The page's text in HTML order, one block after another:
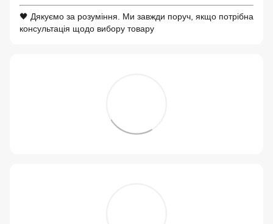
🖤 Дякуємо за розуміння. Ми завжди поруч, якщо потрібна
консультація щодо вибору товару